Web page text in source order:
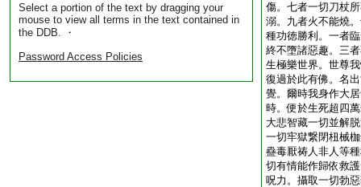
Select a portion of the text by dragging your
mouse to view all terms in the text contained in
the DDB. ・
Password Access Policies
傷。七者一切刀杖
溺。九者火不能燒
種功徳勝利。一者
終不墮諸惡趣。三
生極樂世界。世尊
復過於此有佛。名
覺。爾時我身作大
時。便於生死超四
大悲智藏一切並解
一切牢獄繋閉杻械
蠱毒厭祷人非人等
切有情能作歸依救
呪力。攝取一切勃